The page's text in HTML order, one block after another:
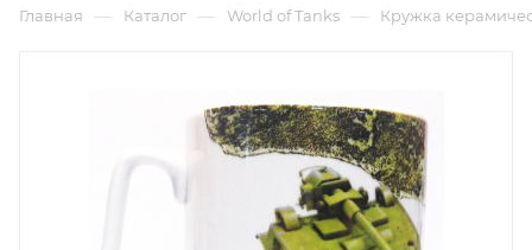
Главная — Каталог — World of Tanks — Кружка